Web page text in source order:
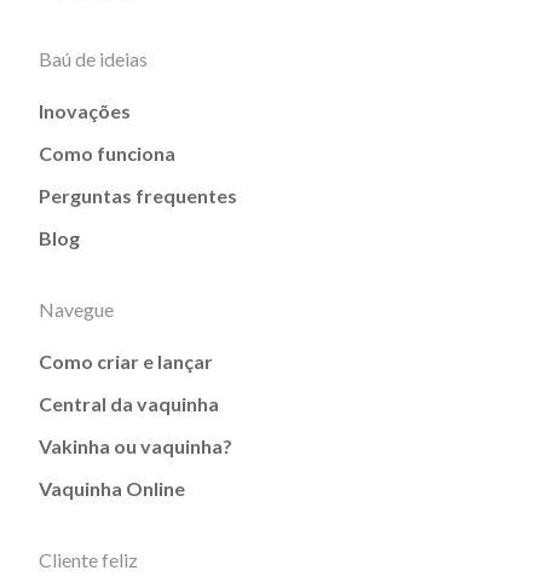
Baú de ideias
Inovações
Como funciona
Perguntas frequentes
Blog
Navegue
Como criar e lançar
Central da vaquinha
Vakinha ou vaquinha?
Vaquinha Online
Cliente feliz